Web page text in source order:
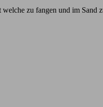
zu fangen und im Sand